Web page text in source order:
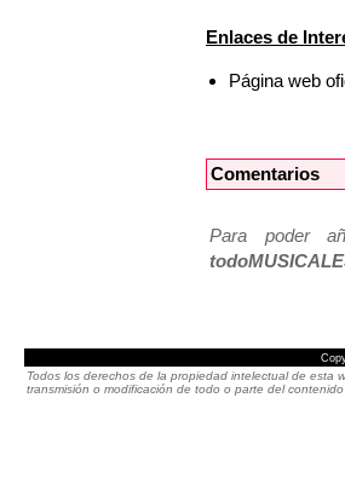
Enlaces de
Página web
Comentarios
Para poder
Todos los derechos de la propiedad intelectual de esta
transmisión o modificación de todo o parte del